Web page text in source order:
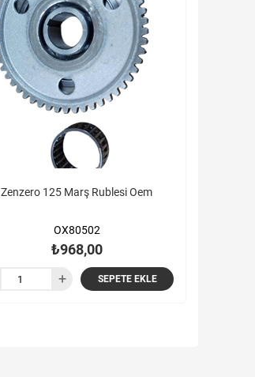
Zenzero 125 Marş Rublesi Oem
OX80502
₺968,00
SEPETE EKLE